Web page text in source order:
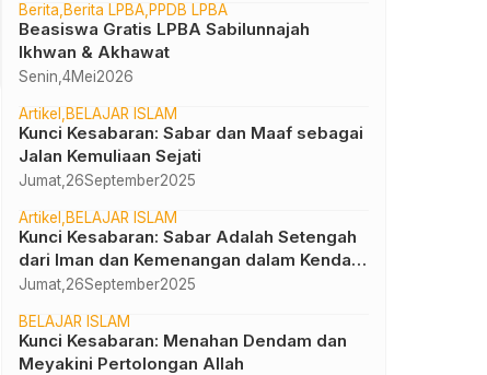
Berita Berita LPBA PPDB LPBA
Beasiswa Gratis LPBA Sabilunnajah
Ikhwan & Akhawat
Senin, 4Mei2026
Artikel BELAJAR ISLAM
Kunci Kesabaran: Sabar dan Maaf sebagai
Jalan Kemuliaan Sejati
Jumat, 26September2025
Artikel BELAJAR ISLAM
Kunci Kesabaran: Sabar Adalah Setengah
dari Iman dan Kemenangan dalam Kendali
Diri
Jumat, 26September2025
BELAJAR ISLAM
Kunci Kesabaran: Menahan Dendam dan
Meyakini Pertolongan Allah